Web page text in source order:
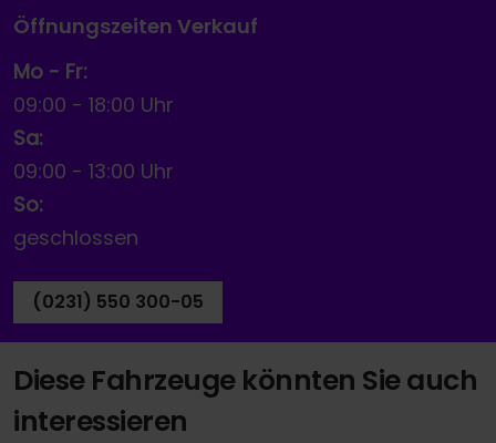
Öffnungszeiten Verkauf
Mo - Fr:
09:00 - 18:00 Uhr
Sa:
09:00 - 13:00 Uhr
So:
geschlossen
(0231) 550 300-05
Diese Fahrzeuge könnten Sie auch
interessieren